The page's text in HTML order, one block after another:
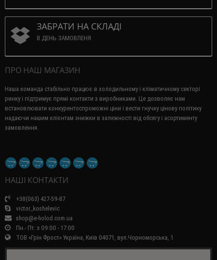
ЗАБРАТИ НА СКЛАДІ
В ДЕНЬ ЗАМОВЛЕНЯ
ПРО НАШ МАГАЗИН
Наша команда стабільно працює в холодильному і кліматичному секторі
ринку і підтримує прямі контакти з виробниками. Це дозволяє нам
встановлювати конкурентоспроможні ціни і вести гнучку цінову політику
надаючи нашим клієнтам знижки в залежності від обсягу і асортименту
замовлення.
НАШІ КОНТАКТИ
+38(063) 427-59-87
victor_koshelevic
shop@e-holod.com.ua
Пн.- Пт. з 09:00 - 17:00
ТОВ «Грін Фрост» Україна, Київ 04071, вул.Чорноморська, 1